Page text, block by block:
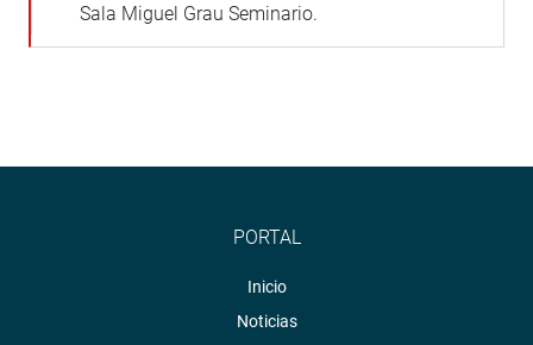
Sala Miguel Grau Seminario.
PORTAL
Inicio
Noticias